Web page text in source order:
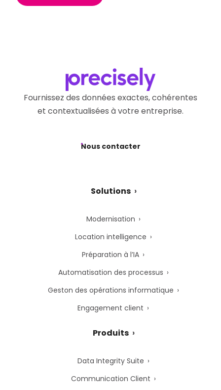
Fournissez des données exactes, cohérentes
et contextualisées à votre entreprise.
Nous contacter
Solutions
Modernisation
Location intelligence
Préparation à l’IA
Automatisation des processus
Geston des opérations informatique
Engagement client
Produits
Data Integrity Suite
Communication Client